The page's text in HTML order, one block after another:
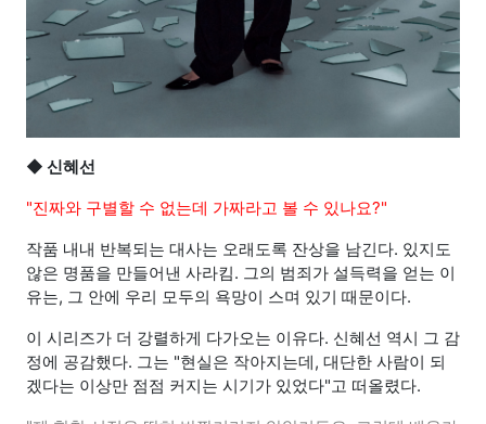
◆ 신혜선
"진짜와 구별할 수 없는데 가짜라고 볼 수 있나요?"
작품 내내 반복되는 대사는 오래도록 잔상을 남긴다. 있지도
않은 명품을 만들어낸 사라킴. 그의 범죄가 설득력을 얻는 이
유는, 그 안에 우리 모두의 욕망이 스며 있기 때문이다.
이 시리즈가 더 강렬하게 다가오는 이유다. 신혜선 역시 그 감
정에 공감했다. 그는 "현실은 작아지는데, 대단한 사람이 되
겠다는 이상만 점점 커지는 시기가 있었다"고 떠올렸다.